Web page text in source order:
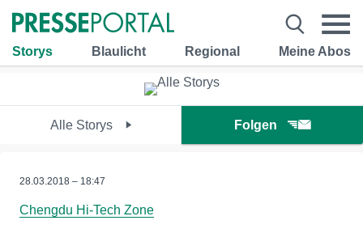
Storys Blaulicht Regional Meine Abos
Alle Storys Folgen
28.03.2018 – 18:47
Chengdu Hi-Tech Zone